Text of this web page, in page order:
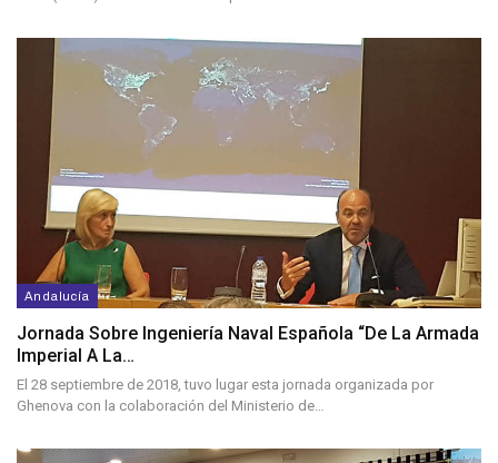
Andalucía
Jornada Sobre Ingeniería Naval Española “De La Armada
Imperial A La…
El 28 septiembre de 2018, tuvo lugar esta jornada organizada por
Ghenova con la colaboración del Ministerio de…